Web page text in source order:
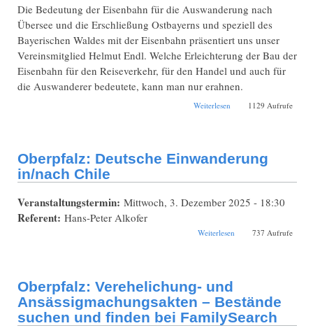
Die Bedeutung der Eisenbahn für die Auswanderung nach
Übersee und die Erschließung Ostbayerns und speziell des
Bayerischen Waldes mit der Eisenbahn präsentiert uns unser
Vereinsmitglied Helmut Endl. Welche Erleichterung der Bau der
Eisenbahn für den Reiseverkehr, für den Handel und auch für
die Auswanderer bedeutete, kann man nur erahnen.
Weiterlesen über Oberpfalz:
1129 Aufrufe
Oberpfalz: Deutsche Einwanderung
in/nach Chile
Veranstaltungstermin: Mittwoch, 3. Dezember 2025 - 18:30
Referent: Hans-Peter Alkofer
Weiterlesen über Oberpfalz:
737 Aufrufe
Oberpfalz: Verehelichung- und
Ansässigmachungsakten – Bestände
suchen und finden bei FamilySearch